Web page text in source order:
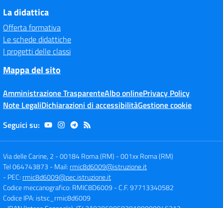
La didattica
Offerta formativa
Le schede didattiche
I progetti delle classi
Mappa del sito
Amministrazione TrasparenteAlbo onlinePrivacy Policy
Note LegaliDichiarazioni di accessibilitàGestione cookie
Seguici su:
Via delle Carine, 2 - 00184 Roma (RM) -001xx Roma (RM)
Tel 064743873 - Mail: rmic8d6009@istruzione.it
- PEC: rmic8d6009@pec.istruzione.it
Codice meccanografico: RMIC8D6009 - C.F. 97713340582
Codice IPA: istsc_rmic8d6009